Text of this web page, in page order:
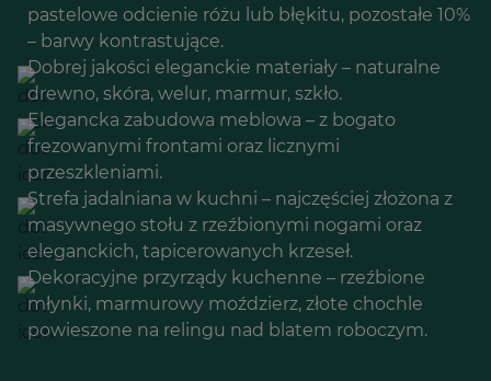
pastelowe odcienie różu lub błękitu, pozostałe 10%
– barwy kontrastujące.
Dobrej jakości eleganckie materiały – naturalne
drewno, skóra, welur, marmur, szkło.
Elegancka zabudowa meblowa – z bogato
frezowanymi frontami oraz licznymi
przeszkleniami.
Strefa jadalniana w kuchni – najczęściej złożona z
masywnego stołu z rzeźbionymi nogami oraz
eleganckich, tapicerowanych krzeseł.
Dekoracyjne przyrządy kuchenne – rzeźbione
młynki, marmurowy moździerz, złote chochle
powieszone na relingu nad blatem roboczym.